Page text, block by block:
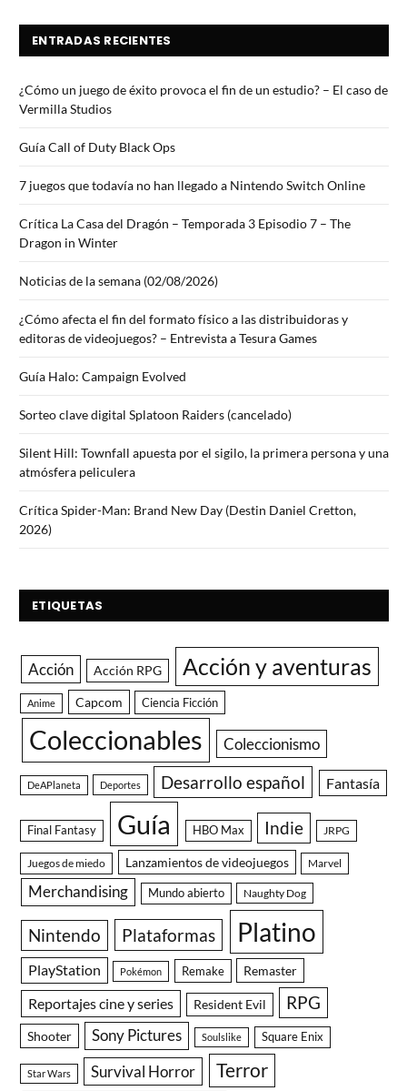
ENTRADAS RECIENTES
¿Cómo un juego de éxito provoca el fin de un estudio? – El caso de
Vermilla Studios
Guía Call of Duty Black Ops
7 juegos que todavía no han llegado a Nintendo Switch Online
Crítica La Casa del Dragón – Temporada 3 Episodio 7 – The
Dragon in Winter
Noticias de la semana (02/08/2026)
¿Cómo afecta el fin del formato físico a las distribuidoras y
editoras de videojuegos? – Entrevista a Tesura Games
Guía Halo: Campaign Evolved
Sorteo clave digital Splatoon Raiders (cancelado)
Silent Hill: Townfall apuesta por el sigilo, la primera persona y una
atmósfera peliculera
Crítica Spider-Man: Brand New Day (Destin Daniel Cretton,
2026)
ETIQUETAS
Acción Acción RPG Acción y aventuras
Anime Capcom Ciencia Ficción
Coleccionables Coleccionismo
DeAPlaneta Deportes Desarrollo español Fantasía
Final Fantasy Guía HBO Max Indie JRPG
Juegos de miedo Lanzamientos de videojuegos Marvel
Merchandising Mundo abierto Naughty Dog
Nintendo Plataformas Platino
PlayStation Pokémon Remake Remaster
Reportajes cine y series Resident Evil RPG
Shooter Sony Pictures Soulslike Square Enix
Star Wars Survival Horror Terror